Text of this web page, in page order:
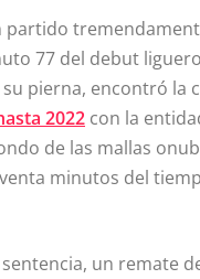
77 del debut
pierna, encontró la
2022 con la
de las mallas
minutos del
un remate